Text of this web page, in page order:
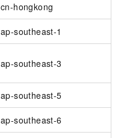
cn-hongkong
ap-southeast-1
ap-southeast-3
ap-southeast-5
ap-southeast-6